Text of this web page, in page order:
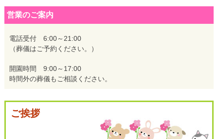
稿
ナ
ビ
ゲ
営業のご案内
電話受付 6:00～21:00
（葬儀はご予約ください。）
開園時間 9:00～17:00
時間外の葬儀もご相談ください。
ご挨拶